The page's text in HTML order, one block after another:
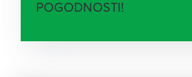
POGODNOSTI!